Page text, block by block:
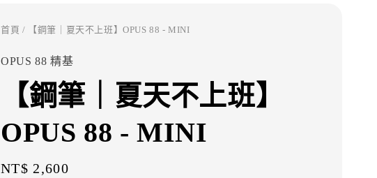
首頁 / 【鋼筆｜夏天不上班】OPUS 88 - MINI
OPUS 88 精基
【鋼筆｜夏天不上班】
OPUS 88 - MINI
Regular
NT$ 2,600